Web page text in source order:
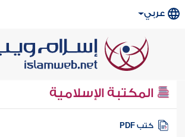
عربي
المكتبة الإسلامية